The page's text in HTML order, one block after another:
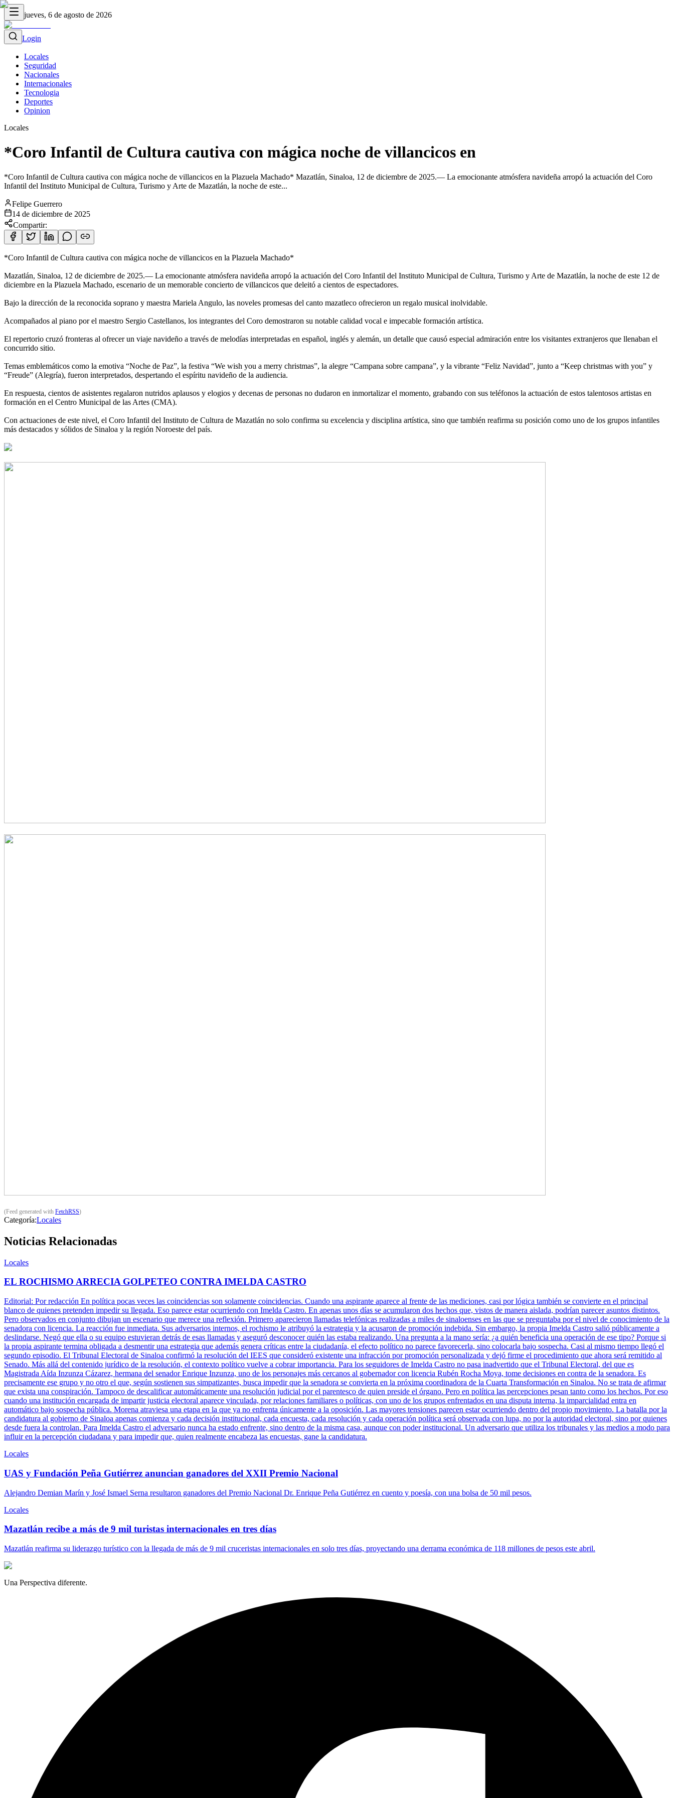
jueves, 6 de agosto de 2026
Login
Locales
Seguridad
Nacionales
Internacionales
Tecnologia
Deportes
Opinion
Locales
*Coro Infantil de Cultura cautiva con mágica noche de villancicos en
*Coro Infantil de Cultura cautiva con mágica noche de villancicos en la Plazuela Machado* Mazatlán, Sinaloa, 12 de diciembre de 2025.— La emocionante atmósfera navideña arropó la actuación del Coro
Infantil del Instituto Municipal de Cultura, Turismo y Arte de Mazatlán, la noche de este...
Felipe Guerrero
14 de diciembre de 2025
Compartir:
*Coro Infantil de Cultura cautiva con mágica noche de villancicos en la Plazuela Machado*
Mazatlán, Sinaloa, 12 de diciembre de 2025.— La emocionante atmósfera navideña arropó la actuación del Coro Infantil del Instituto Municipal de Cultura, Turismo y Arte de Mazatlán, la noche de este 12 de
diciembre en la Plazuela Machado, escenario de un memorable concierto de villancicos que deleitó a cientos de espectadores.
Bajo la dirección de la reconocida soprano y maestra Mariela Angulo, las noveles promesas del canto mazatleco ofrecieron un regalo musical inolvidable.
Acompañados al piano por el maestro Sergio Castellanos, los integrantes del Coro demostraron su notable calidad vocal e impecable formación artística.
El repertorio cruzó fronteras al ofrecer un viaje navideño a través de melodías interpretadas en español, inglés y alemán, un detalle que causó especial admiración entre los visitantes extranjeros que llenaban el
concurrido sitio.
Temas emblemáticos como la emotiva “Noche de Paz”, la festiva “We wish you a merry christmas”, la alegre “Campana sobre campana”, y la vibrante “Feliz Navidad”, junto a “Keep christmas with you” y
“Freude” (Alegría), fueron interpretados, despertando el espíritu navideño de la audiencia.
En respuesta, cientos de asistentes regalaron nutridos aplausos y elogios y decenas de personas no dudaron en inmortalizar el momento, grabando con sus teléfonos la actuación de estos talentosos artistas en
formación en el Centro Municipal de las Artes (CMA).
Con actuaciones de este nivel, el Coro Infantil del Instituto de Cultura de Mazatlán no solo confirma su excelencia y disciplina artística, sino que también reafirma su posición como uno de los grupos infantiles
más destacados y sólidos de Sinaloa y la región Noroeste del país.
(Feed generated with FetchRSS)
Categoría:Locales
Noticias Relacionadas
Locales
EL ROCHISMO ARRECIA GOLPETEO CONTRA IMELDA CASTRO
Editorial: Por redacción En política pocas veces las coincidencias son solamente coincidencias. Cuando una aspirante aparece al frente de las mediciones, casi por lógica también se convierte en el principal
blanco de quienes pretenden impedir su llegada. Eso parece estar ocurriendo con Imelda Castro. En apenas unos días se acumularon dos hechos que, vistos de manera aislada, podrían parecer asuntos distintos.
Pero observados en conjunto dibujan un escenario que merece una reflexión. Primero aparecieron llamadas telefónicas realizadas a miles de sinaloenses en las que se preguntaba por el nivel de conocimiento de la
senadora con licencia. La reacción fue inmediata. Sus adversarios internos, el rochismo le atribuyó la estrategia y la acusaron de promoción indebida. Sin embargo, la propia Imelda Castro salió públicamente a
deslindarse. Negó que ella o su equipo estuvieran detrás de esas llamadas y aseguró desconocer quién las estaba realizando. Una pregunta a la mano sería: ¿a quién beneficia una operación de ese tipo? Porque si
la propia aspirante termina obligada a desmentir una estrategia que además genera críticas entre la ciudadanía, el efecto político no parece favorecerla, sino colocarla bajo sospecha. Casi al mismo tiempo llegó el
segundo episodio. El Tribunal Electoral de Sinaloa confirmó la resolución del IEES que consideró existente una infracción por promoción personalizada y dejó firme el procedimiento que ahora será remitido al
Senado. Más allá del contenido jurídico de la resolución, el contexto político vuelve a cobrar importancia. Para los seguidores de Imelda Castro no pasa inadvertido que el Tribunal Electoral, del que es
Magistrada Aída Inzunza Cázarez, hermana del senador Enrique Inzunza, uno de los personajes más cercanos al gobernador con licencia Rubén Rocha Moya, tome decisiones en contra de la senadora. Es
precisamente ese grupo y no otro el que, según sostienen sus simpatizantes, busca impedir que la senadora se convierta en la próxima coordinadora de la Cuarta Transformación en Sinaloa. No se trata de afirmar
que exista una conspiración. Tampoco de descalificar automáticamente una resolución judicial por el parentesco de quien preside el órgano. Pero en política las percepciones pesan tanto como los hechos. Por eso
cuando una institución encargada de impartir justicia electoral aparece vinculada, por relaciones familiares o políticas, con uno de los grupos enfrentados en una disputa interna, la imparcialidad entra en
automático bajo sospecha pública. Morena atraviesa una etapa en la que ya no enfrenta únicamente a la oposición. Las mayores tensiones parecen estar ocurriendo dentro del propio movimiento. La batalla por la
candidatura al gobierno de Sinaloa apenas comienza y cada decisión institucional, cada encuesta, cada resolución y cada operación política será observada con lupa, no por la autoridad electoral, sino por quienes
desde fuera la controlan. Para Imelda Castro el adversario nunca ha estado enfrente, sino dentro de la misma casa, aunque con poder institucional. Un adversario que utiliza los tribunales y las medios a modo para
influir en la percepción ciudadana y para impedir que, quien realmente encabeza las encuestas, gane la candidatura.
Locales
UAS y Fundación Peña Gutiérrez anuncian ganadores del XXII Premio Nacional
Alejandro Demian Marín y José Ismael Serna resultaron ganadores del Premio Nacional Dr. Enrique Peña Gutiérrez en cuento y poesía, con una bolsa de 50 mil pesos.
Locales
Mazatlán recibe a más de 9 mil turistas internacionales en tres días
Mazatlán reafirma su liderazgo turístico con la llegada de más de 9 mil cruceristas internacionales en solo tres días, proyectando una derrama económica de 118 millones de pesos este abril.
Una Perspectiva diferente.